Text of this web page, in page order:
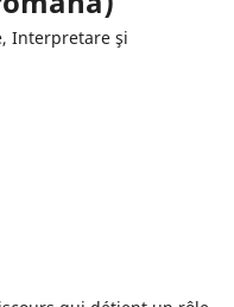
Interpretare şi